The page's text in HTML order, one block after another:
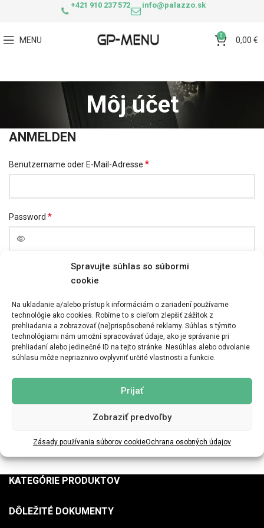
Spravujte súhlas so súbormi
cookie
Na ukladanie a/alebo prístup k informáciám o zariadení používame
technológie ako cookies. Robíme to s cieľom zlepšiť zážitok z
prehliadania a zobrazovať (ne)prispôsobené reklamy. Súhlas s týmito
technológiami nám umožní spracovávať údaje, ako je správanie pri
prehliadaní alebo jedinečné ID na tejto stránke. Nesúhlas alebo odvolanie
súhlasu môže nepriaznivo ovplyvniť určité vlastnosti a funkcie.
Prijať
Zobraziť predvoľby
Zásady používania súborov cookieOchrana osobných údajov
+421 910 237 572 info@palazzo.sk
MENU 0 0,00 €
Môj účet
ANMELDEN
Benutzername oder E-Mail-Adresse *
Password *
OR
REGISTROVAŤ
Registrácia na tejto stránke vám umožní prístup k stavu vašej
objednávky a histórii. Stačí vyplniť polia nižšie a my vám čoskoro
vytvoríme nový účet. Požiadame vás len o informácie potrebné na
urýchlenie a zjednodušenie procesu nákupu.
REGISTRIEREN
KATEGÓRIE PRODUKTOV
DÔLEŽITÉ DOKUMENTY